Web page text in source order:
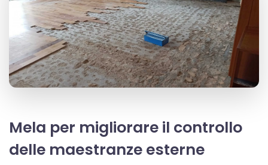
Mela per migliorare il controllo
delle maestranze esterne